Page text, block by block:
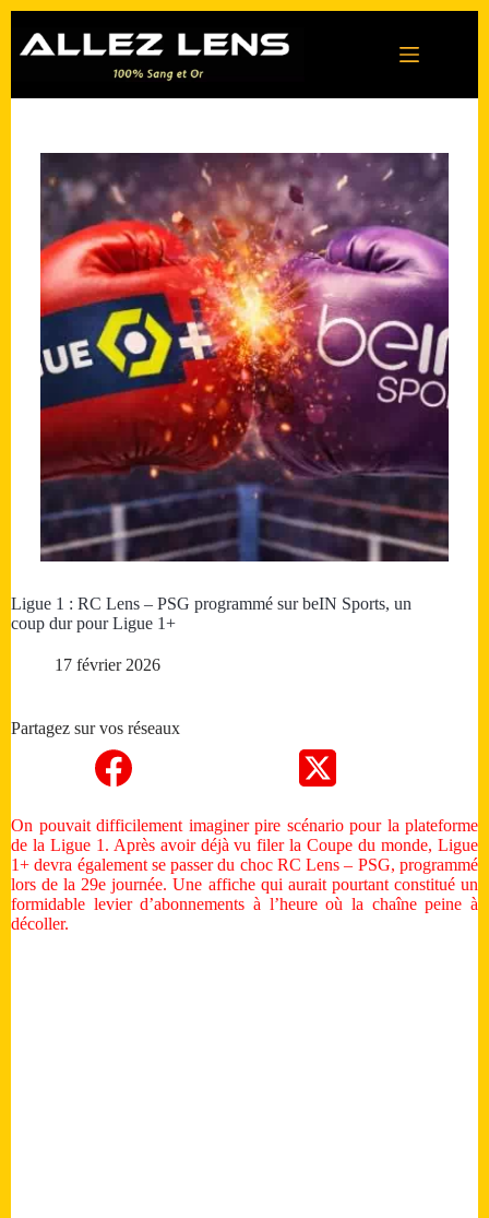
contenu
Ligue 1 : RC Lens – PSG programmé sur beIN Sports, un
coup dur pour Ligue 1+
17 février 2026
Partagez sur vos réseaux
On pouvait difficilement imaginer pire scénario pour la plateforme
de la Ligue 1. Après avoir déjà vu filer la Coupe du monde, Ligue
1+ devra également se passer du choc RC Lens – PSG, programmé
lors de la 29e journée. Une affiche qui aurait pourtant constitué un
formidable levier d’abonnements à l’heure où la chaîne peine à
décoller.